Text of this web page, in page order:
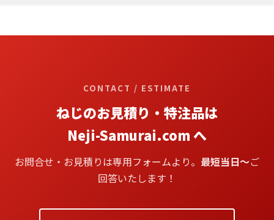
CONTACT / ESTIMATE
ねじのお見積り・特注品は
Neji-Samurai.com へ
お問合せ・お見積りは専用フォームより。 最短当日〜ご
回答いたします！